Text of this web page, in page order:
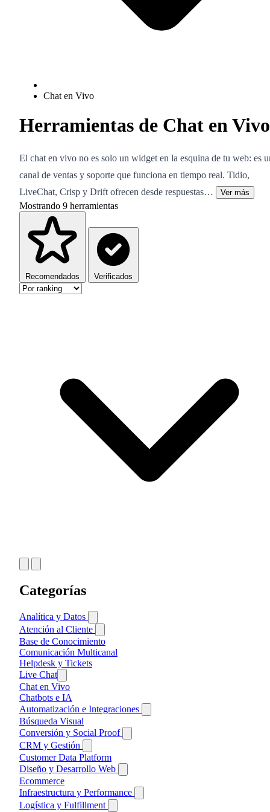
Chat en Vivo
Herramientas de Chat en Vivo
El chat en vivo no es solo un widget en la esquina de tu web: es
canal de ventas y soporte que funciona en tiempo real. Tidio,
LiveChat, Crisp y Drift ofrecen desde respuestas…
Ver más
Mostrando 9 herramientas
Recomendados Verificados
Categorías
Analítica y Datos
Business Intelligence
Monitorización y Errores
Testing y Optimización
A/B Testing
Personalización
Web Analytics
Heatmaps y Mapas de Calor
Métricas y Tracking
Session Recording
Atención al Cliente
Base de Conocimiento
Comunicación Multicanal
Helpdesk y Tickets
Live Chat
Chat en Vivo
Chatbots e IA
Automatización e Integraciones
iPaaS e Integraciones
Notificaciones Push
Tag Managers
Workflow Automation
Búsqueda Visual
Conversión y Social Proof
Cart Abandonment
Formularios
Loyalty y Recompensas
Popups y Lead Capture
Reviews y Opiniones
Social Proof y UGC
CRM y Gestión
Contabilidad
CRM
ERP
Gestión de Proyectos
Customer Data Platform
Diseño y Desarrollo Web
CMS
Otros CMS
WordPress
Frameworks Frontend
Frameworks CSS
Generadores de Sitios Estáticos
Ecommerce
Infraestructura y Performance
Bases de Datos
Logística y Fulfillment